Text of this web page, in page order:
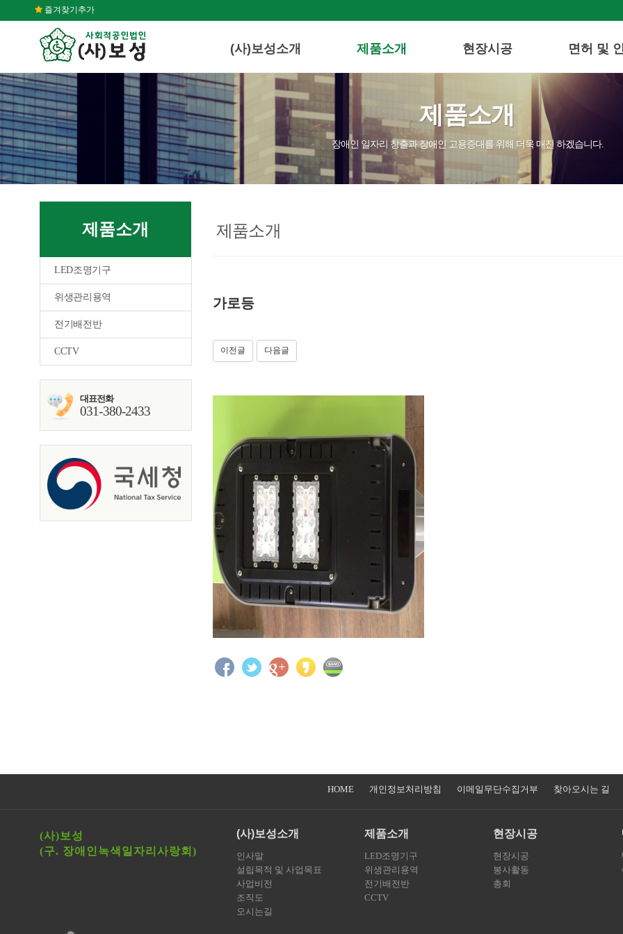
즐겨찾기추가
(사)보성소개 제품소개 현장시공 면허 및
제품소개
장애인 일자리 창출과 장애인 고용증대를 위해 더욱 매진 하겠습니다.
제품소개
LED조명기구
위생관리용역
전기배전반
CCTV
대표전화
031-380-2433
제품소개
가로등
이전글 다음글
HOME 개인정보처리방침 이메일무단수집거부 찾아오시는 길
(사)보성
(구. 장애인녹색일자리사랑회)
(사)보성소개
인사말
설립목적 및 사업목표
사업비전
조직도
오시는길
제품소개
LED조명기구
위생관리용역
전기배전반
CCTV
현장시공
현장시공
봉사활동
총회